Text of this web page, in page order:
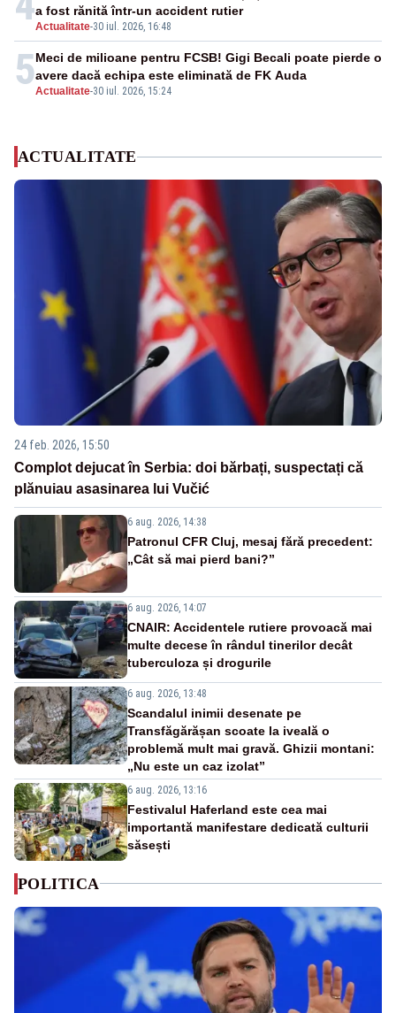
Actualitate-30 iul. 2026, 16:48
a fost rănită într-un accident rutier
5Actualitate-30 iul. 2026, 15:24
Meci de milioane pentru FCSB! Gigi Becali poate pierde o
avere dacă echipa este eliminată de FK Auda
ACTUALITATE
24 feb. 2026, 15:50
Complot dejucat în Serbia: doi bărbați, suspectați că
plănuiau asasinarea lui Vučić
6 aug. 2026, 14:38
Patronul CFR Cluj, mesaj fără precedent:
„Cât să mai pierd bani?”
6 aug. 2026, 14:07
CNAIR: Accidentele rutiere provoacă mai
multe decese în rândul tinerilor decât
tuberculoza și drogurile
6 aug. 2026, 13:48
Scandalul inimii desenate pe
Transfăgărășan scoate la iveală o
problemă mult mai gravă. Ghizii montani:
„Nu este un caz izolat”
6 aug. 2026, 13:16
Festivalul Haferland este cea mai
importantă manifestare dedicată culturii
săsești
POLITICA